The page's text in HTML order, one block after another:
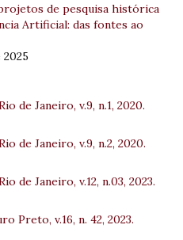
de pesquisa histórica
Artificial: das fontes ao
2025
de Janeiro, v.9, n.1, 2020.
de Janeiro, v.9, n.2, 2020.
de Janeiro, v.12, n.03, 2023.
Preto, v.16, n. 42, 2023.